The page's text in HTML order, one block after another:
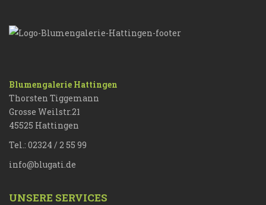
Blumengalerie Hattingen
Thorsten Tiggemann
Grosse Weilstr.21
45525 Hattingen
Tel.: 02324 / 2 55 99
info@blugati.de
UNSERE SERVICES